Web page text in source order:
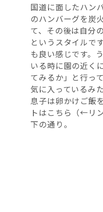
国道に面したハン
のハンバーグを炭
て、その後は自分
というスタイルで
も良い感じです。
いる時に園の近く
てみるか」と行っ
気に入っているみ
息子は卵かけご飯
トは こちら （←リ
下の通り。